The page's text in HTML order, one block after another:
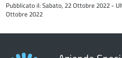
del
contenuto
Pubblicato il: Sabato, 22 Ottobre 2022 -
Ottobre 2022